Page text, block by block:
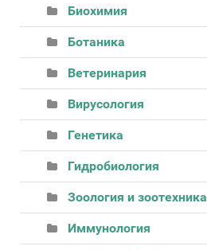
Биохимия
Ботаника
Ветеринария
Вирусология
Генетика
Гидробиология
Зоология и зоотехника
Иммунология